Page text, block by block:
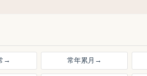
→ 常年累月 →